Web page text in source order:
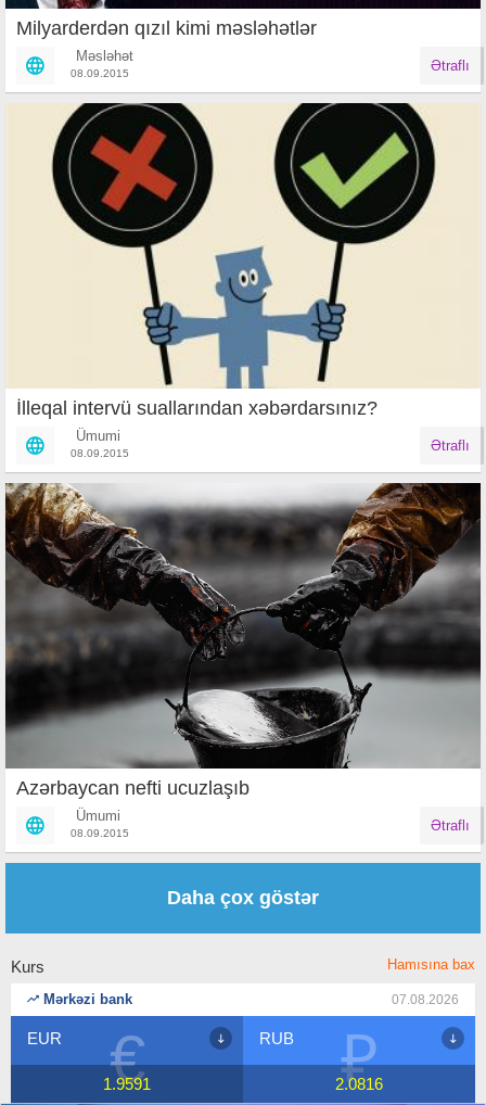
Milyarderdən qızıl kimi məsləhətlər
Məsləhət
08.09.2015 Ətraflı
İlleqal intervü suallarından xəbərdarsınız?
Ümumi
08.09.2015 Ətraflı
Azərbaycan nefti ucuzlaşıb
Ümumi
08.09.2015 Ətraflı
Daha çox göstər
Kurs Hamısına bax
Mərkəzi bank 07.08.2026
₽ $
USD